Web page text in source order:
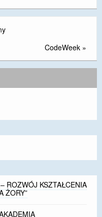
CodeWeek »
ROZWÓJ KSZTAŁCENIA
ŻORY”